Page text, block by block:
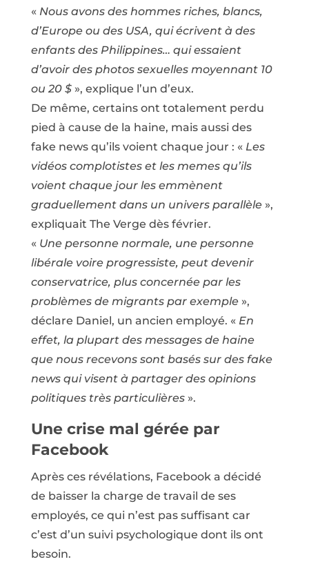
« Nous avons des hommes riches, blancs,
d’Europe ou des USA, qui écrivent à des
enfants des Philippines… qui essaient
d’avoir des photos sexuelles moyennant 10
ou 20 $ », explique l’un d’eux.
De même, certains ont totalement perdu
pied à cause de la haine, mais aussi des
fake news qu’ils voient chaque jour : « Les
vidéos complotistes et les memes qu’ils
voient chaque jour les emmènent
graduellement dans un univers parallèle»,
expliquait The Verge dès février.
« Une personne normale, une personne
libérale voire progressiste, peut devenir
conservatrice, plus concernée par les
problèmes de migrants par exemple»,
déclare Daniel, un ancien employé. «En
effet, la plupart des messages de haine
que nous recevons sont basés sur des fake
news qui visent à partager des opinions
politiques très particulières».
Une crise mal gérée par
Facebook
Après ces révélations, Facebook a décidé
de baisser la charge de travail de ses
employés, ce qui n’est pas suffisant car
c’est d’un suivi psychologique dont ils ont
besoin.